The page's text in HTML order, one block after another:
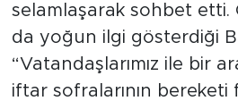
selamlaşarak sohbet etti.
da yoğun ilgi gösterdiği
“Vatandaşlarımız ile bir
iftar sofralarının bereketi